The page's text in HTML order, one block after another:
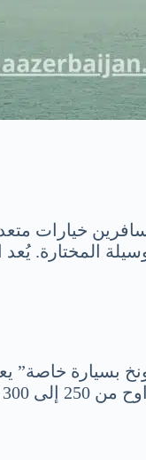
خيارات
4 إلى 6 ساعات، بحسب
خاصة” يعد
المقدمة.